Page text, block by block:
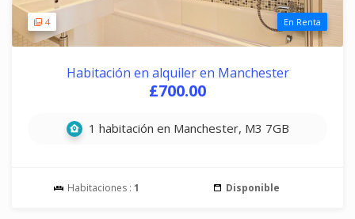
4 En Renta
Habitación en alquiler en Manchester
£700.00
1 habitación en Manchester, M3 7GB
Habitaciones : 1 Disponible